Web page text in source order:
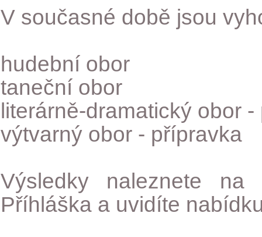
V současné době jsou
hudební obor
taneční obor
literárně-dramatický obor
výtvarný obor - přípravka
Výsledky naleznete na
Příhláška a uvidíte